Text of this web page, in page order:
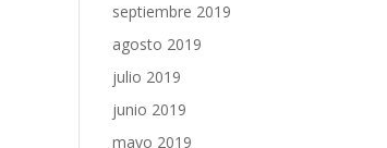
septiembre 2019
agosto 2019
julio 2019
junio 2019
mayo 2019